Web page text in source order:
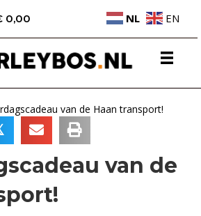
0,00 NL EN
van de Haan transport!
van de